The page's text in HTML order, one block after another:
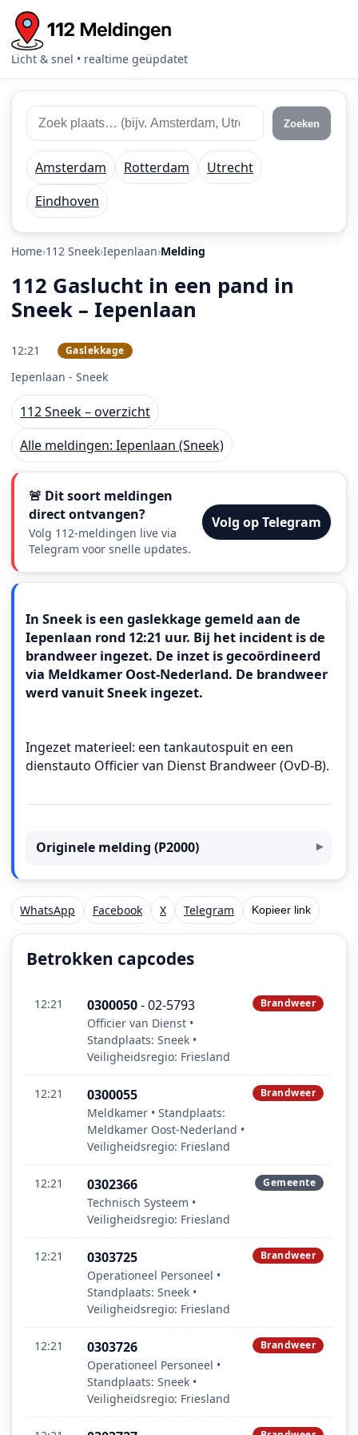
Licht & snel • realtime geüpdatet
Zoek 112 meldingen
Zoek plaats of regio Zoeken
Amsterdam Rotterdam
Utrecht
Eindhoven
Home 112 Sneek Iepenlaan Melding
112 Gaslucht in een pand in
Sneek – Iepenlaan
12:21 Gaslekkage
Iepenlaan - Sneek
112 Sneek – overzicht
Alle meldingen: Iepenlaan (Sneek)
🚨 Dit soort meldingen
direct ontvangen?
Volg 112-meldingen live via
Telegram voor snelle updates.
Volg op Telegram
In Sneek is een gaslekkage gemeld aan de
Iepenlaan rond 12:21 uur. Bij het incident is de
brandweer ingezet. De inzet is gecoördineerd
via Meldkamer Oost‑Nederland. De brandweer
werd vanuit Sneek ingezet.
Ingezet materieel: een tankautospuit en een
dienstauto Officier van Dienst Brandweer (OvD-B).
Originele melding (P2000)
WhatsApp Facebook X Telegram Kopieer link
Betrokken capcodes
12:21 0300050- 02-5793
Officier van Dienst •
Standplaats: Sneek •
Veiligheidsregio: Friesland
Brandweer
12:21 0300055
Meldkamer • Standplaats:
Meldkamer Oost‑Nederland •
Veiligheidsregio: Friesland
Brandweer
12:21 0302366
Technisch Systeem •
Veiligheidsregio: Friesland
Gemeente
12:21 0303725
Operationeel Personeel •
Standplaats: Sneek •
Veiligheidsregio: Friesland
Brandweer
12:21 0303726
Operationeel Personeel •
Standplaats: Sneek •
Veiligheidsregio: Friesland
Brandweer